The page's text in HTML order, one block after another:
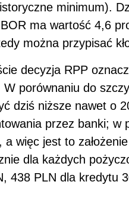
minimum).
ma wartość 4,6
można przypisać
decyzja RPP
W porównaniu do
dziś niższe nawet o
przez banki; w
a więc jest to
dla każdych
438 PLN dla kredytu